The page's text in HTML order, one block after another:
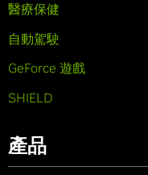
醫療保健
自動駕駛
GeForce 遊戲
SHIELD
產品